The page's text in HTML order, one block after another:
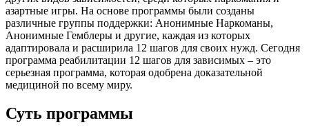
азартные игры. На основе программы были созданы
различные группы поддержки: Анонимные Наркоманы,
Анонимные Гемблеры и другие, каждая из которых
адаптировала и расширила 12 шагов для своих нужд. Сегодня
программа реабилитации 12 шагов для зависимых – это
серьезная программа, которая одобрена доказательной
медициной по всему миру.
Суть программы